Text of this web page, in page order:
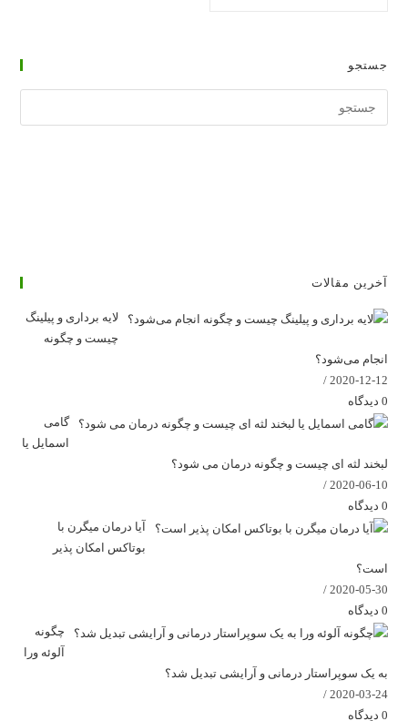
جستجو
وبسایت
آخرین مقالات
لایه برداری و پیلینگ
چیست و چگونه
انجام می‌شود؟
2020-12-12
/
0 دیدگاه
گامی
اسمایل یا
لبخند لثه ای چیست و چگونه درمان می شود؟
2020-06-10
/
0 دیدگاه
آیا درمان میگرن با
بوتاکس امکان پذیر
است؟
2020-05-30
/
0 دیدگاه
چگونه
آلوئه ورا
به یک سوپراستار درمانی و آرایشی تبدیل شد؟
2020-03-24
/
0 دیدگاه